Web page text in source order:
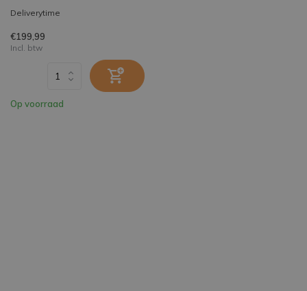
Deliverytime
€199,99
Incl. btw
Op voorraad